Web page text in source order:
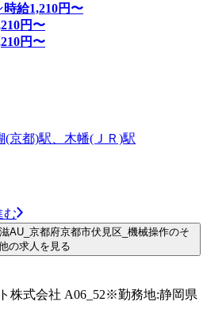
時給1,210円〜
円〜
円〜
(京都)駅、木幡(ＪＲ)駅
む
AU_京都府京都市伏見区_機械操作のそ
の求人を見る
株式会社 A06_52※勤務地:静岡県